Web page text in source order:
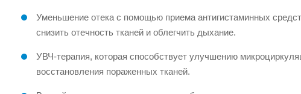
Уменьшение отека с помощью приема антигистаминных
снизить отечность тканей и облегчить дыхание.
УВЧ-терапия, которая способствует улучшению
восстановления пораженных тканей.